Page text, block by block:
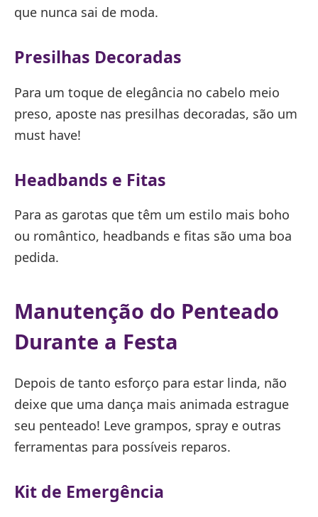
que nunca sai de moda.
Presilhas Decoradas
Para um toque de elegância no cabelo meio
preso, aposte nas presilhas decoradas, são um
must have!
Headbands e Fitas
Para as garotas que têm um estilo mais boho
ou romântico, headbands e fitas são uma boa
pedida.
Manutenção do Penteado
Durante a Festa
Depois de tanto esforço para estar linda, não
deixe que uma dança mais animada estrague
seu penteado! Leve grampos, spray e outras
ferramentas para possíveis reparos.
Kit de Emergência